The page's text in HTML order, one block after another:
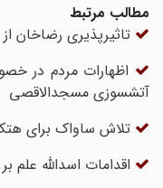
مطالب مرتبط
تاثیرپذیری رضاخان از
اظهارات مردم در خصوص
آتش‏سوزى مسجدالاقصى
تلاش ساواک برای هتک
اقدامات اسدالله علم بر ضد